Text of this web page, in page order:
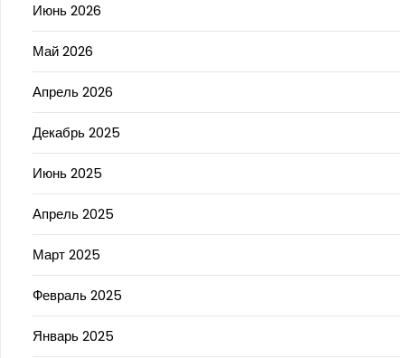
Июнь 2026
Май 2026
Апрель 2026
Декабрь 2025
Июнь 2025
Апрель 2025
Март 2025
Февраль 2025
Январь 2025